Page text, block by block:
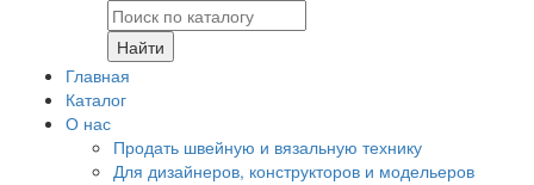
Найти
Главная
Каталог
О нас
Продать швейную и вязальную технику
Для дизайнеров, конструкторов и модельеров